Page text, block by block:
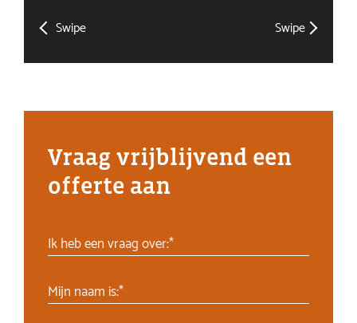
Swipe Swipe
Vraag vrijblijvend een
offerte aan
Ik heb een vraag over:*
Mijn naam is:*